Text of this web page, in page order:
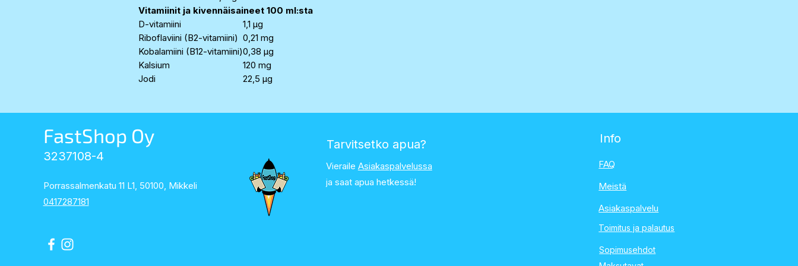
Vitamiinit ja kivennäisaineet 100 ml:sta
D-vitamiini
1,1 µg
Riboflaviini (B2-vitamiini) 0,21 mg
Kobalamiini (B12-vitamiini)0,38 µg
Kalsium
120 mg
Jodi
22,5 µg
FastShop Oy
3237108-4
Porrassalmenkatu 11 L1, 50100, Mikkeli
0417287181
Tarvitsetko apua?
Vieraile Asiakaspalvelussa
ja saat apua hetkessä!
Info
FAQ
Meistä
Asiakaspalvelu
Toimitus ja palautus
Sopimusehdot